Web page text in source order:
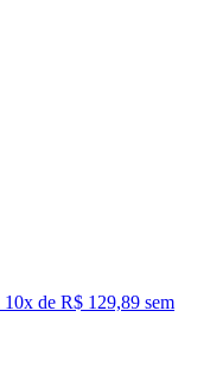
10x de R$ 129,89 sem